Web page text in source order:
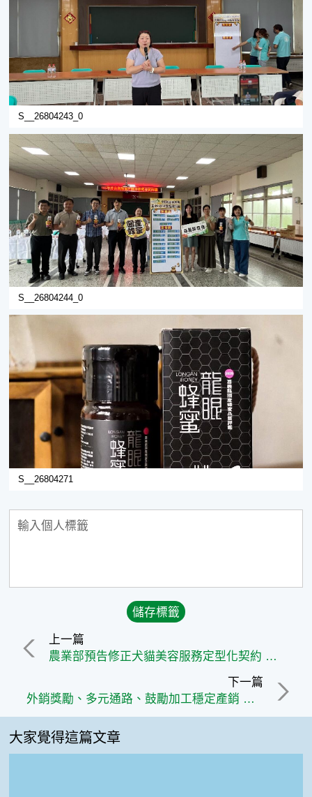
S__26804243_0
S__26804244_0
S__26804271
上一篇
農業部預告修正犬貓美容服務定型化契約 擴充多元履約保障選項 共創產業與消費者雙贏
下一篇
外銷獎勵、多元通路、鼓勵加工穩定產銷 香蕉批發市場價格已回穩
大家覺得這篇文章